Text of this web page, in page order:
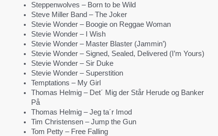
Steppenwolves – Born to be Wild
Steve Miller Band – The Joker
Stevie Wonder – Boogie on Reggae Woman
Stevie Wonder – I Wish
Stevie Wonder – Master Blaster (Jammin’)
Stevie Wonder – Signed, Sealed, Delivered (I’m Yours)
Stevie Wonder – Sir Duke
Stevie Wonder – Superstition
Temptations – My Girl
Thomas Helmig – Det´ Mig der Står Herude og Banker
På
Thomas Helmig – Jeg ta´r Imod
Tim Christensen – Jump the Gun
Tom Petty – Free Falling